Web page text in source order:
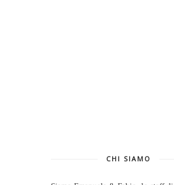
CHI SIAMO